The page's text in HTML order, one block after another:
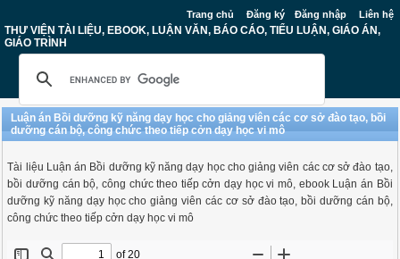
Trang chủ Đăng ký Đăng nhập Liên hệ
THƯ VIỆN TÀI LIỆU, EBOOK, LUẬN VĂN, BÁO CÁO, TIỂU LUẬN, GIÁO ÁN,
GIÁO TRÌNH
Luận án Bồi dưỡng kỹ năng dạy học cho giảng viên các cơ sở đào tạo, bồi
dưỡng cán bộ, công chức theo tiếp cởn dạy học vi mô
Tài liệu Luận án Bồi dưỡng kỹ năng dạy học cho giảng viên các cơ sở đào tạo,
bồi dưỡng cán bộ, công chức theo tiếp cởn dạy học vi mô, ebook Luận án Bồi
dưỡng kỹ năng dạy học cho giảng viên các cơ sở đào tạo, bồi dưỡng cán bộ,
công chức theo tiếp cởn dạy học vi mô